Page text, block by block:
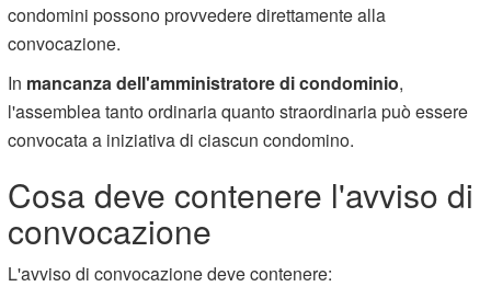
condomini possono provvedere direttamente alla
convocazione.
In mancanza dell'amministratore di condominio,
l'assemblea tanto ordinaria quanto straordinaria può essere
convocata a iniziativa di ciascun condomino.
Cosa deve contenere l'avviso di
convocazione
L'avviso di convocazione deve contenere: